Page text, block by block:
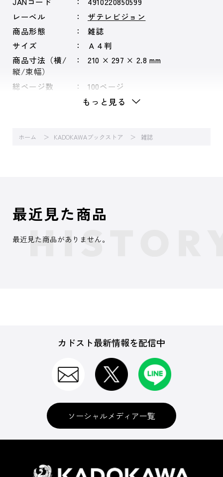
レーベル
ザテレビジョン
商品形態
雑誌
サイズ
Ａ４判
商品寸法（横/
縦/束幅）
210 × 297 × 2.8 mm
総ページ数 100ページ
もっと見る
ホーム KADOKAWAブックストア 雑誌
最近見た商品
最近見た商品がありません。
カドスト最新情報を配信中
ソーシャルメディア一覧